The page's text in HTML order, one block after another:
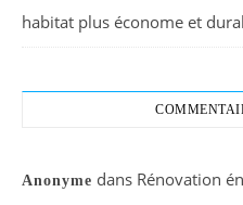
habitat plus économe et
Anonyme dans Rénovation